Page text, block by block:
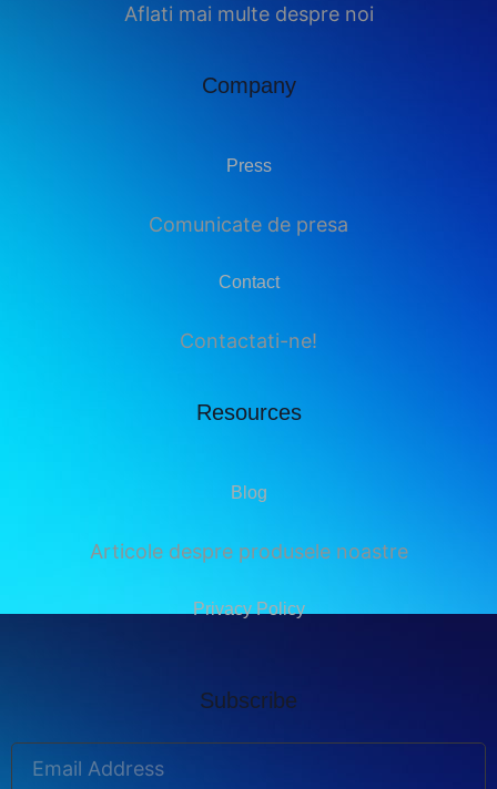
Aflati mai multe despre noi
Company
Press
Comunicate de presa
Contact
Contactati-ne!
Resources
Blog
Articole despre produsele noastre
Privacy Policy
Subscribe